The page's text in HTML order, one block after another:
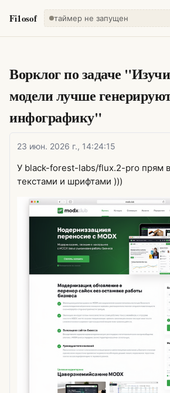
Fi1osof таймер не запущен
Ворклог по задаче
модели лучше
инфографику"
23 июн. 2026 г., 14:24:15
У black-forest-labs/flux.2-pro прям
текстами и шрифтами )))